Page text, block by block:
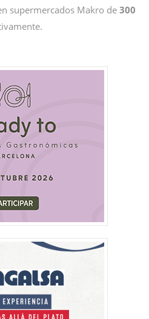
supermercados Makro de 300